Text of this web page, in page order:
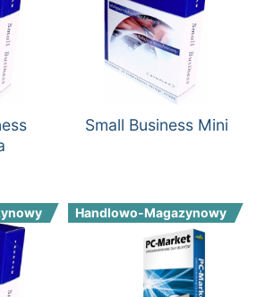
Small Business Mini
Handlowo-Magazynowy